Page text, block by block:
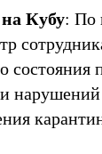
Кубу: По